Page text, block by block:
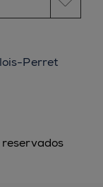
Perret